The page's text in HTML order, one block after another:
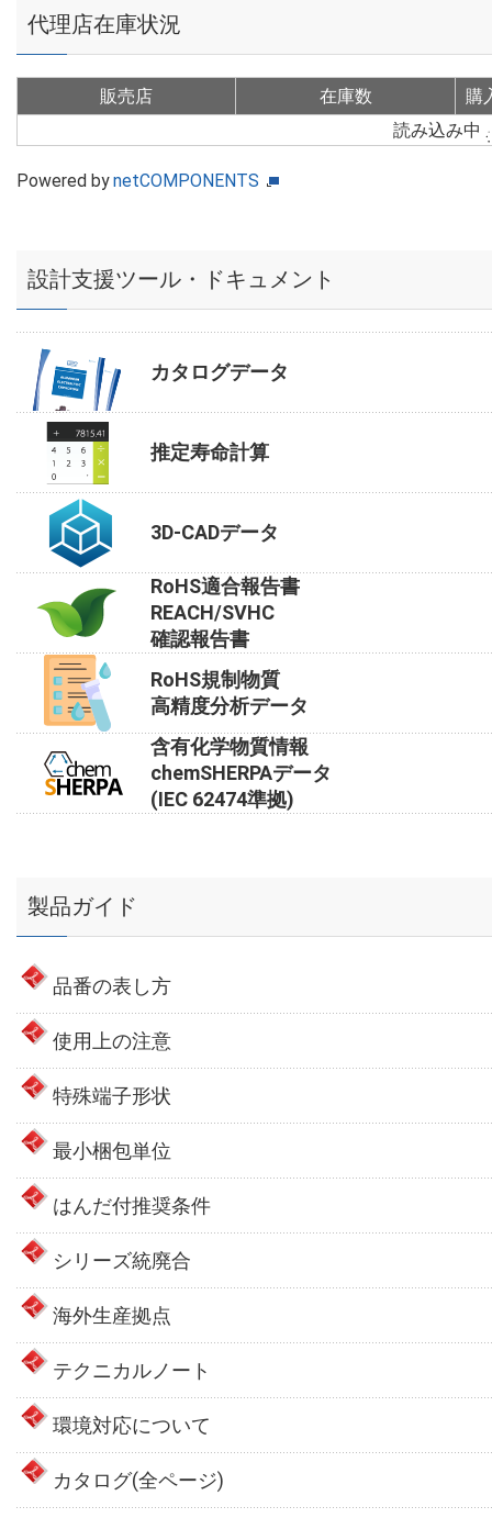
代理店在庫状況
販売店 在庫数
購
読み込み中
Powered bynetCOMPONENTS
設計支援ツール・ドキュメント
カタログデータ
推定寿命計算
3D-CADデータ
RoHS適合報告書
REACH/SVHC
確認報告書
RoHS規制物質
高精度分析データ
含有化学物質情報
chemSHERPAデータ
(IEC 62474準拠)
製品ガイド
品番の表し方
使用上の注意
特殊端子形状
最小梱包単位
はんだ付推奨条件
シリーズ統廃合
海外生産拠点
テクニカルノート
環境対応について
カタログ(全ページ)